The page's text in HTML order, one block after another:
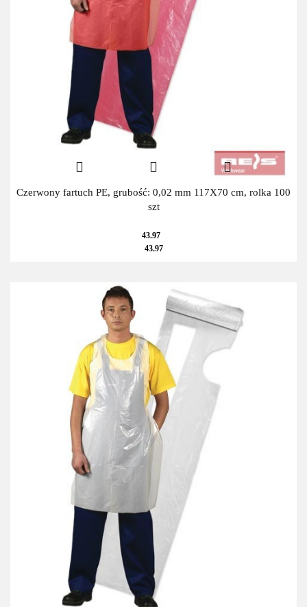
Czerwony fartuch PE, grubość: 0,02 mm 117X70 cm, rolka 100
szt
43.97
43.97